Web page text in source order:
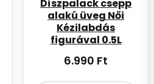
Díszpalack csepp
alakú üveg Női
Kézilabdás
figurával 0.5L
6.990 Ft